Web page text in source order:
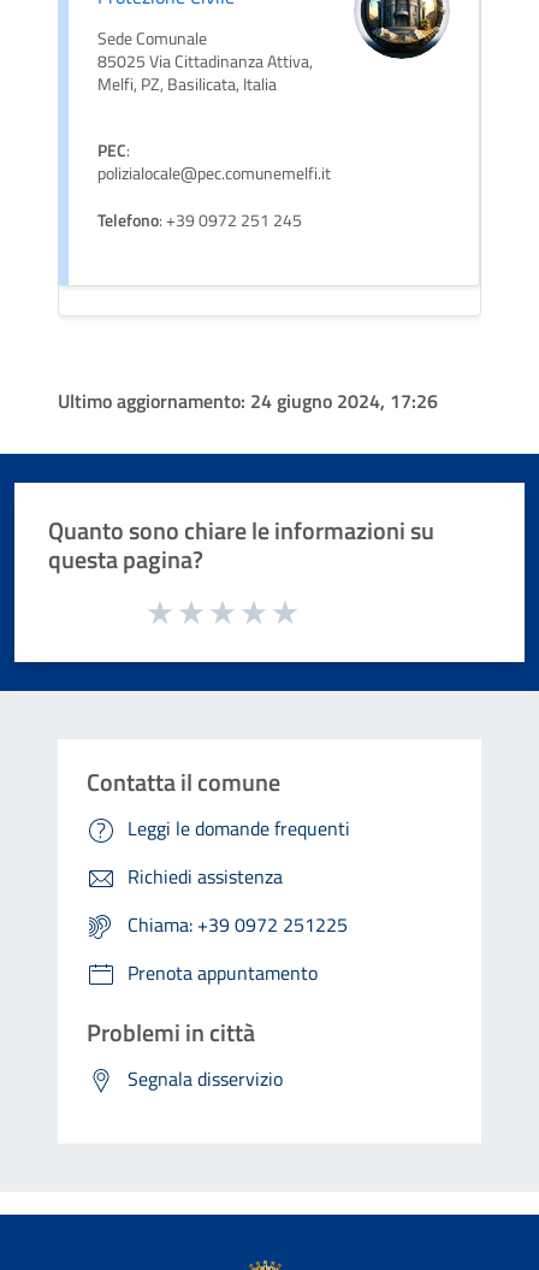
Sede Comunale
85025 Via Cittadinanza Attiva,
Melfi, PZ, Basilicata, Italia
PEC:
polizialocale@pec.comunemelfi.it
Telefono: +39 0972 251 245
Ultimo aggiornamento: 24 giugno 2024, 17:26
Quanto sono chiare le informazioni su
questa pagina?
Valuta da 1 a 5 stelle la pagina
Contatta il comune
Leggi le domande frequenti
Richiedi assistenza
Chiama: +39 0972 251225
Prenota appuntamento
Problemi in città
Segnala disservizio